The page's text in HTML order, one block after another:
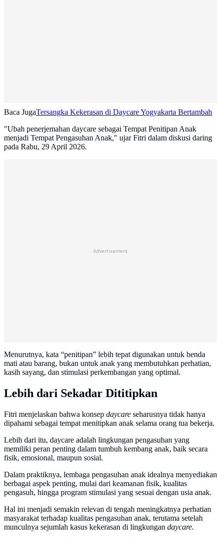
Baca JugaTersangka Kekerasan di Daycare Yogyakarta Bertambah
"Ubah penerjemahan daycare sebagai Tempat Penitipan Anak
menjadi Tempat Pengasuhan Anak," ujar Fitri dalam diskusi daring
pada Rabu, 29 April 2026.
Advertisement
Menurutnya, kata “penitipan” lebih tepat digunakan untuk benda
mati atau barang, bukan untuk anak yang membutuhkan perhatian,
kasih sayang, dan stimulasi perkembangan yang optimal.
Lebih dari Sekadar Dititipkan
Fitri menjelaskan bahwa konsep daycare seharusnya tidak hanya
dipahami sebagai tempat menitipkan anak selama orang tua bekerja.
Lebih dari itu, daycare adalah lingkungan pengasuhan yang
memiliki peran penting dalam tumbuh kembang anak, baik secara
fisik, emosional, maupun sosial.
Dalam praktiknya, lembaga pengasuhan anak idealnya menyediakan
berbagai aspek penting, mulai dari keamanan fisik, kualitas
pengasuh, hingga program stimulasi yang sesuai dengan usia anak.
Hal ini menjadi semakin relevan di tengah meningkatnya perhatian
masyarakat terhadap kualitas pengasuhan anak, terutama setelah
munculnya sejumlah kasus kekerasan di lingkungan daycare.